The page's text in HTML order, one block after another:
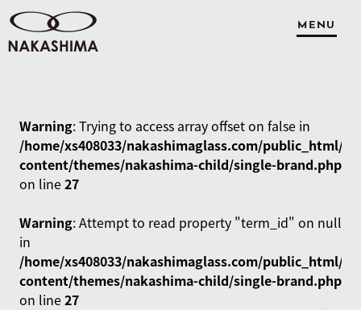
MENU
Warning: Trying to access array offset on false in
/home/xs408033/nakashimaglass.com/public_html/
content/themes/nakashima-child/single-brand.php
on line27
Warning: Attempt to read property "term_id" on null
in
/home/xs408033/nakashimaglass.com/public_html/
content/themes/nakashima-child/single-brand.php
on line27